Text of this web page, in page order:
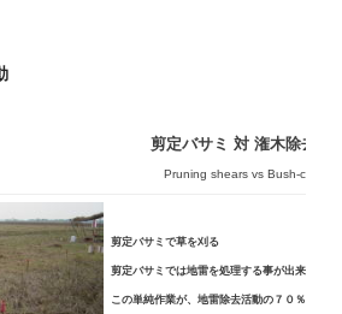
剪定バサミ 対 潅木除去機
Pruning shears vs Bush-cutter
剪定バサミで草を刈る
剪定バサミでは地雷を処理する事が出来ない。
この単純作業が、地雷除去活動の７０％を占め